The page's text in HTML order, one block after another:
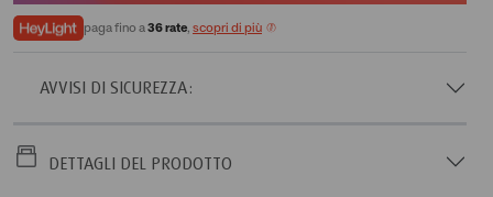
paga fino a36 rate, scopri di più
AVVISI DI SICUREZZA:
DETTAGLI DEL PRODOTTO